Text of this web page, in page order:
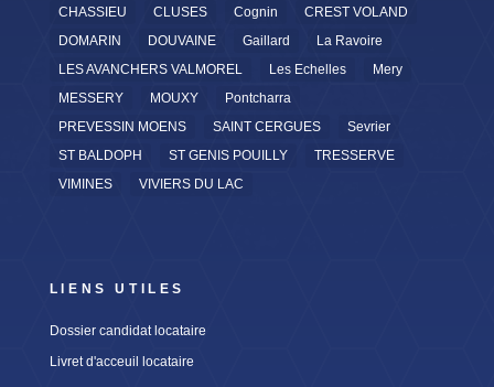
CHASSIEU
CLUSES Cognin
CREST VOLAND
DOMARIN
DOUVAINE Gaillard
La Ravoire
LES AVANCHERS VALMOREL
Les Echelles
Mery
MESSERY
MOUXY
Pontcharra
PREVESSIN MOENS
SAINT CERGUES
Sevrier
ST BALDOPH
ST GENIS POUILLY
TRESSERVE
VIMINES
VIVIERS DU LAC
LIENS UTILES
Dossier candidat locataire
Livret d'acceuil locataire